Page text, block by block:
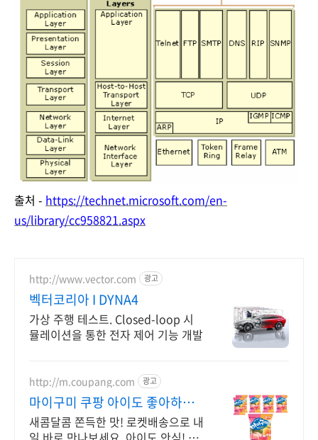
출처 - https://technet.microsoft.com/en-
us/library/cc958821.aspx
http://www.vector.com 광고
벡터코리아 I DYNA4
가상 주행 테스트. Closed-loop 시
뮬레이션을 통한 전자 제어 기능 개발
http://m.coupang.com 광고
마이구미 쿠팡 아이도 좋아하는
젤리
새콤달콤 쫀득한 맛! 로켓배송으로 내